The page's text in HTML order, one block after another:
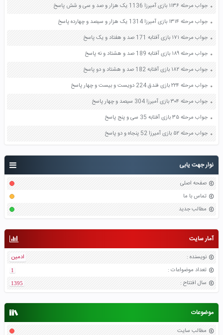
نوار جهت یابی
صفحه اصلی
تماس با ما
مطالب جدید
آمار سایت
نویسنده :
ادمین
تعداد موضواعات :
1
سال افتتاح :
1395
موضوعات
مطالب سایت
جواب مرحله ۱۱۳۶ بازی آمیرزا 1136 یک هزار و صد و سی و شش پاسخ
جواب مرحله ۱۳۱۴ بازی آمیرزا 1314 یک هزار و سیصد و چهارده پاسخ
جواب مرحله ۱۷۱ بازی آفتابه 171 صد و هفتاد و یک پاسخ
جواب مرحله ۱۸۹ بازی آفتابه 189 صد و هشتاد و نه پاسخ
جواب مرحله ۱۸۲ بازی آفتابه 182 صد و هشتاد و دو پاسخ
جواب مرحله ۲۲۴ بازی فندق 224 دویست و بیست و چهار پاسخ
جواب مرحله ۳۰۴ بازی آمیرزا 304 سیصد و چهار پاسخ
جواب مرحله ۳۵ بازی آفتابه 35 سی و پنج پاسخ
جواب مرحله ۵۲ بازی آمیرزا 52 پنجاه و دو پاسخ